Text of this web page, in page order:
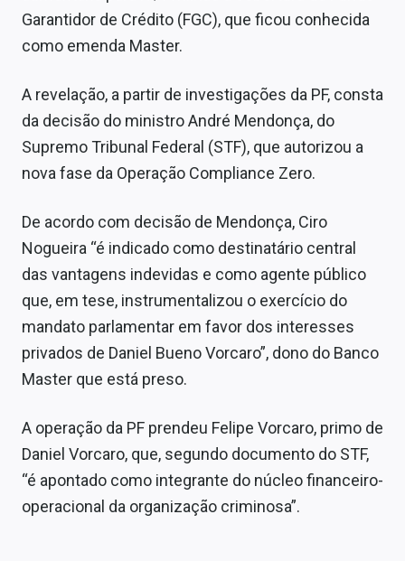
Garantidor de Crédito (FGC), que ficou conhecida
como emenda Master.
A revelação, a partir de investigações da PF, consta
da decisão do ministro André Mendonça, do
Supremo Tribunal Federal (STF), que autorizou a
nova fase da Operação Compliance Zero.
De acordo com decisão de Mendonça, Ciro
Nogueira “é indicado como destinatário central
das vantagens indevidas e como agente público
que, em tese, instrumentalizou o exercício do
mandato parlamentar em favor dos interesses
privados de Daniel Bueno Vorcaro”, dono do Banco
Master que está preso.
A operação da PF prendeu Felipe Vorcaro, primo de
Daniel Vorcaro, que, segundo documento do STF,
“é apontado como integrante do núcleo financeiro-
operacional da organização criminosa”.